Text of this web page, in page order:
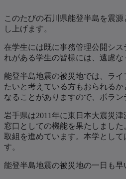
このたびの石川県能登半島を震
し上げます。
在学生には既に事務管理公開シ
れがある学生の皆様には、遠慮
能登半島地震の被災地では、ラ
たいと考えている方もおられる
なることがありますので、ボラ
岩手県は2011年に東日本大震災
窓口としての機能を果たしまし
取組を進めています。本学とし
す。
能登半島地震の被災地の一日も早